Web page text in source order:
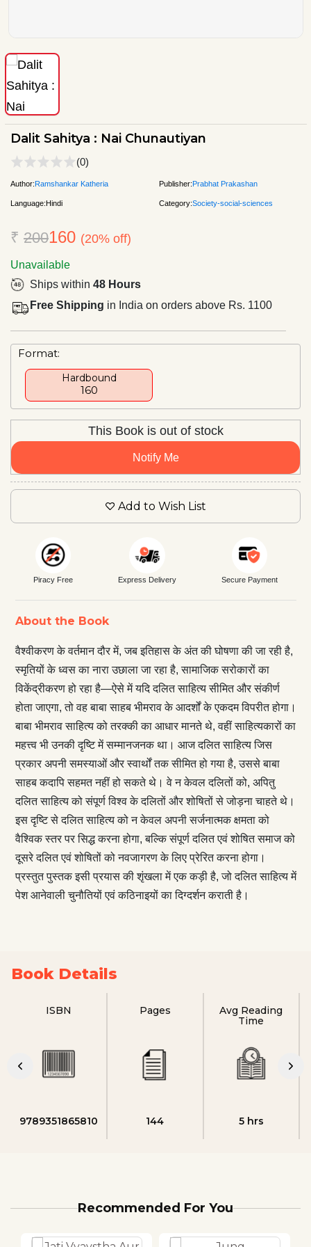
Dalit Sahitya : Nai Chunautiyan
(0)
Author:Ramshankar Katheria Publisher:Prabhat Prakashan
Language:Hindi Category:Society-social-sciences
₹ 200160 (20% off)
Unavailable
Ships within 48 Hours
Free Shipping in India on orders above Rs. 1100
Format:
Hardbound
₹160
This Book is out of stock
Notify Me
Add to Wish List
Piracy Free Express Delivery Secure Payment
About the Book
वैश्वीकरण के वर्तमान दौर में, जब इतिहास के अंत की घोषणा की जा रही है,
स्मृतियों के ध्वस का नारा उछाला जा रहा है, सामाजिक सरोकारों का
विकेंद्रीकरण हो रहा है—ऐसे में यदि दलित साहित्य सीमित और संकीर्ण
होता जाएगा, तो वह बाबा साहब भीमराव के आदर्शों के एकदम विपरीत होगा।
बाबा भीमराव साहित्य को तरक्की का आधार मानते थे, वहीं साहित्यकारों का
महत्त्व भी उनकी दृष्टि में सम्मानजनक था। आज दलित साहित्य जिस
प्रकार अपनी समस्याओं और स्वार्थों तक सीमित हो गया है, उससे बाबा
साहब कदापि सहमत नहीं हो सकते थे। वे न केवल दलितों को, अपितु
दलित साहित्य को संपूर्ण विश्व के दलितों और शोषितों से जोड़ना चाहते थे।
इस दृष्टि से दलित साहित्य को न केवल अपनी सर्जनात्मक क्षमता को
वैश्विक स्तर पर सिद्ध करना होगा, बल्कि संपूर्ण दलित एवं शोषित समाज को
दूसरे दलित एवं शोषितों को नवजागरण के लिए प्रेरित करना होगा।
प्रस्तुत पुस्तक इसी प्रयास की शृंखला में एक कड़ी है, जो दलित साहित्य में
पेश आनेवाली चुनौतियों एवं कठिनाइयों का दिग्दर्शन कराती है।
Book Details
ISBN
9789351865810
Pages
144
Avg Reading
Time
5 hrs
Recommended For You